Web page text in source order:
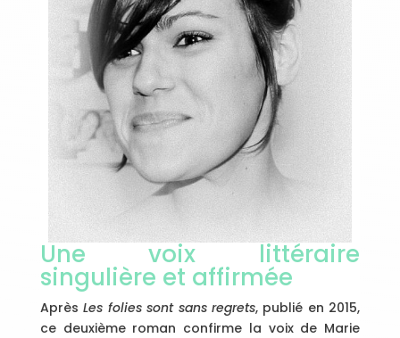
Une voix littéraire
singulière et affirmée
AprèsLes folies sont sans regrets, publié en 2015,
ce deuxième roman confirme la voix de Marie